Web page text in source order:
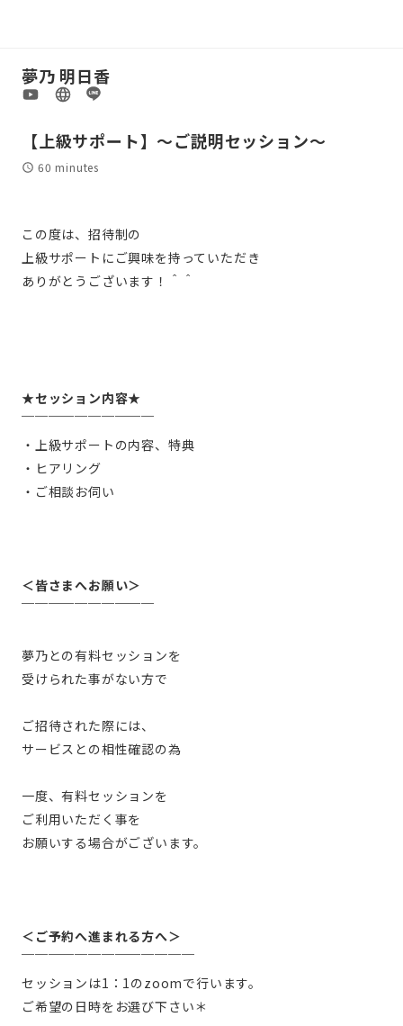
夢乃 明日香
【上級サポート】〜ご説明セッション〜
60 minutes
この度は、招待制の
上級サポートにご興味を持っていただき
ありがとうございます！＾＾
★セッション内容★
￣￣￣￣￣￣￣￣￣￣
・上級サポートの内容、特典
・ヒアリング
・ご相談お伺い
＜皆さまへお願い＞
￣￣￣￣￣￣￣￣￣￣
夢乃との有料セッションを
受けられた事がない方で
ご招待された際には、
サービスとの相性確認の為
一度、有料セッションを
ご利用いただく事を
お願いする場合がございます。
＜ご予約へ進まれる方へ＞
￣￣￣￣￣￣￣￣￣￣￣￣￣
セッションは1：1のzoomで行います。
ご希望の日時をお選び下さい＊